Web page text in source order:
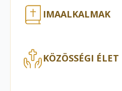
IMAALKALMAK
KÖZÖSSÉGI ÉLET